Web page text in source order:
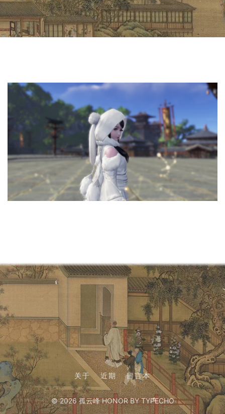
关于 近期 留言本
© 2026孤云峰HONOR BY TYPECHO